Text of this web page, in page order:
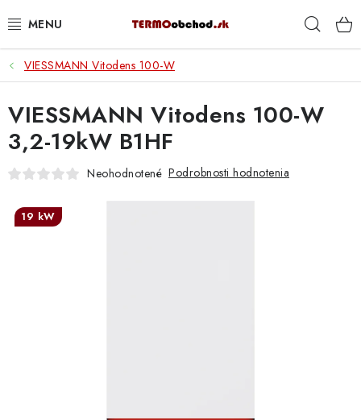
na
VYKUROVANIE
ROZVOD VODY A KÚRENIA
ODPAD A KANALIZÁCIA
VIESSMANN Vitodens 100-W
VIESSMANN Vitodens 100-W
3,2-19kW B1HF
Neohodnotené Podrobnosti hodnotenia
19 kW